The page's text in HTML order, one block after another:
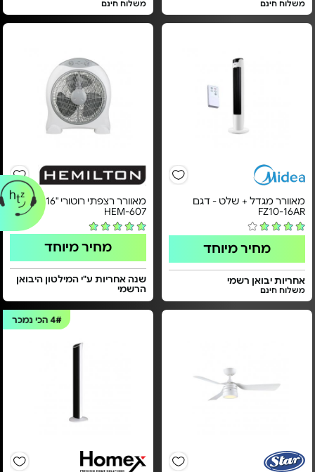
משלוח חינם משלוח חינם
מאוורר מגדל + שלט - דגם
FZ10-16AR
מחיר מיוחד
אחריות יבואן רשמי
משלוח חינם
מאוורר רצפתי רוטורי "16 - דגם
HEM-607
מחיר מיוחד
שנה אחריות ע"י המילטון היבואן
הרשמי
4#הכי נמכר